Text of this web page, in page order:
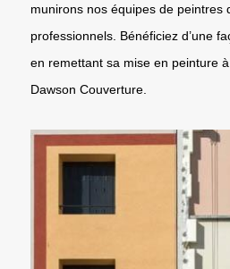
munirons nos équipes de peintres
professionnels. Bénéficiez d’une
en remettant sa mise en peinture
Dawson Couverture.